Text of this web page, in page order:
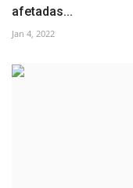
afetadas...
Jan 4, 2022